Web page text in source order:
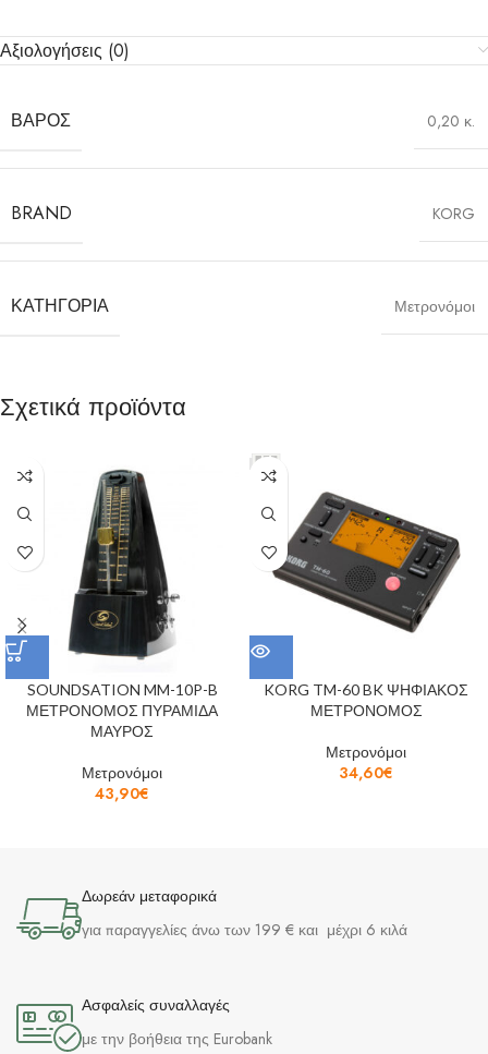
Αξιολογήσεις (0)
ΒΆΡΟΣ 0,20 κ.
BRAND KORG
ΚΑΤΗΓΟΡΊΑ Μετρονόμοι
Σχετικά προϊόντα
SOUNDSATION MM-10P-B
ΜΕΤΡΟΝΟΜΟΣ ΠΥΡΑΜΙΔΑ
ΜΑΥΡΟΣ
Μετρονόμοι
43,90€
KORG TM-60 BK ΨΗΦΙΑΚΟΣ
ΜΕΤΡΟΝΟΜΟΣ
Μετρονόμοι
34,60€
Δωρεάν μεταφορικά
για παραγγελίες άνω των 199 € και μέχρι 6 κιλά
Ασφαλείς συναλλαγές
με την βοήθεια της Eurobank